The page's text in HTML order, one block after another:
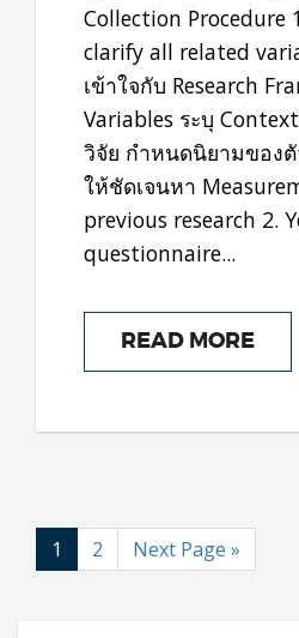
Collection Procedure
clarify all related
เข้าใจกับ Research
Variables ระบุ
วิจัย กำหนดนิยามของ
ให้ชัดเจนหา
previous research 2.
questionnaire...
READ MORE
1 2 Next Page »